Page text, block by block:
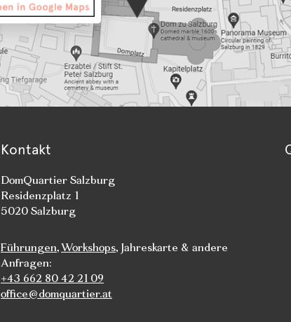
Kontakt
DomQuartier Salzburg
Residenzplatz 1
5020 Salzburg
Führungen,Workshops, Jahreskarte & andere
Anfragen:
+43 662 80 42 21 09
office@domquartier.at